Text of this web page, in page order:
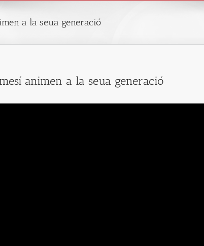
a la seua generació
animen a la seua generació